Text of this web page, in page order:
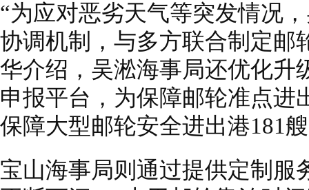
“为应对恶劣天气等突发情况
协调机制，与多方联合制定邮
华介绍，吴淞海事局还优化升
申报平台，为保障邮轮准点进
保障大型邮轮安全进出港181
宝山海事局则通过提供定制服